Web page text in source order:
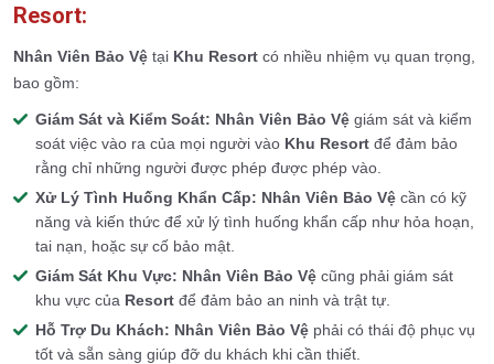
Resort:
Nhân Viên Bảo Vệ tại Khu Resort có nhiều nhiệm vụ quan trọng,
bao gồm:
Giám Sát và Kiểm Soát: Nhân Viên Bảo Vệ giám sát và kiểm
soát việc vào ra của mọi người vào Khu Resort để đảm bảo
rằng chỉ những người được phép được phép vào.
Xử Lý Tình Huống Khẩn Cấp: Nhân Viên Bảo Vệ cần có kỹ
năng và kiến thức để xử lý tình huống khẩn cấp như hỏa hoạn,
tai nạn, hoặc sự cố bảo mật.
Giám Sát Khu Vực: Nhân Viên Bảo Vệ cũng phải giám sát
khu vực của Resort để đảm bảo an ninh và trật tự.
Hỗ Trợ Du Khách: Nhân Viên Bảo Vệ phải có thái độ phục vụ
tốt và sẵn sàng giúp đỡ du khách khi cần thiết.